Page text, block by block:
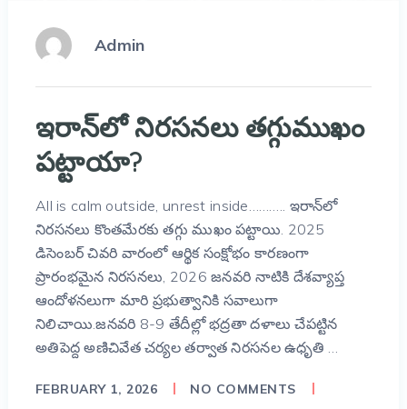
Admin
ఇరాన్‌లో నిరసనలు తగ్గుముఖం
పట్టాయా?
All is calm outside, unrest inside……….. ఇరాన్‌లో
నిరసనలు కొంతమేరకు తగ్గు ముఖం పట్టాయి. 2025
డిసెంబర్ చివరి వారంలో ఆర్థిక సంక్షోభం కారణంగా
ప్రారంభమైన నిరసనలు, 2026 జనవరి నాటికి దేశవ్యాప్త
ఆందోళనలుగా మారి ప్రభుత్వానికి సవాలుగా
నిలిచాయి.జనవరి 8-9 తేదీల్లో భద్రతా దళాలు చేపట్టిన
అతిపెద్ద అణిచివేత చర్యల తర్వాత నిరసనల ఉధృతి …
FEBRUARY 1, 2026 NO COMMENTS